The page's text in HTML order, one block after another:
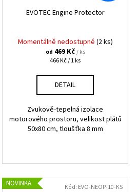
EVOTEC Engine Protector
Momentálně nedostupné (2 ks)
od 469 Kč/ ks
Měrná
466 Kč / 1 ks
DETAIL
Zvukově-tepelná izolace
motorového prostoru, velikost plátů
50x80 cm, tloušťka 8 mm
NOVINKA Kód: EVO-NEOP-10-KS